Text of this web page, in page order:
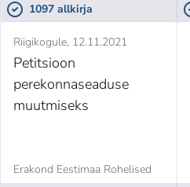
1097 allkirja
Riigikogule 12.11.2021
Petitsioon
perekonnaseaduse
muutmiseks
Erakond Eestimaa Rohelised